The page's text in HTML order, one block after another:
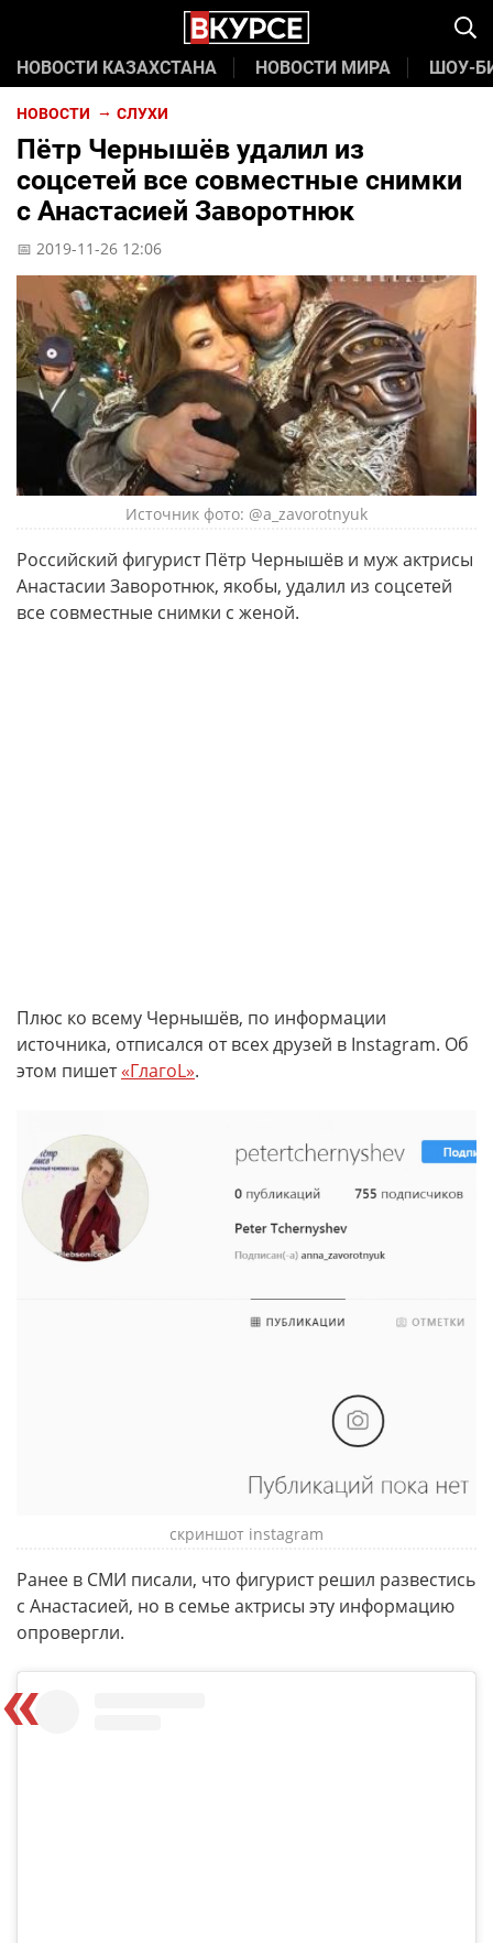
НОВОСТИ КАЗАХСТАНА НОВОСТИ МИРА ШОУ-
НОВОСТИ СЛУХИ
Пётр Чернышёв удалил из
соцсетей все совместные снимки
с Анастасией Заворотнюк
📅 2019-11-26 12:06
Источник фото: @a_zavorotnyuk
Российский фигурист Пётр Чернышёв и муж актрисы
Анастасии Заворотнюк, якобы, удалил из соцсетей
все совместные снимки с женой.
Плюс ко всему Чернышёв, по информации
источника, отписался от всех друзей в Instagram. Об
этом пишет«ГлагоL».
скриншот instagram
Ранее в СМИ писали, что фигурист решил развестись
с Анастасией, но в семье актрисы эту информацию
опровергли.